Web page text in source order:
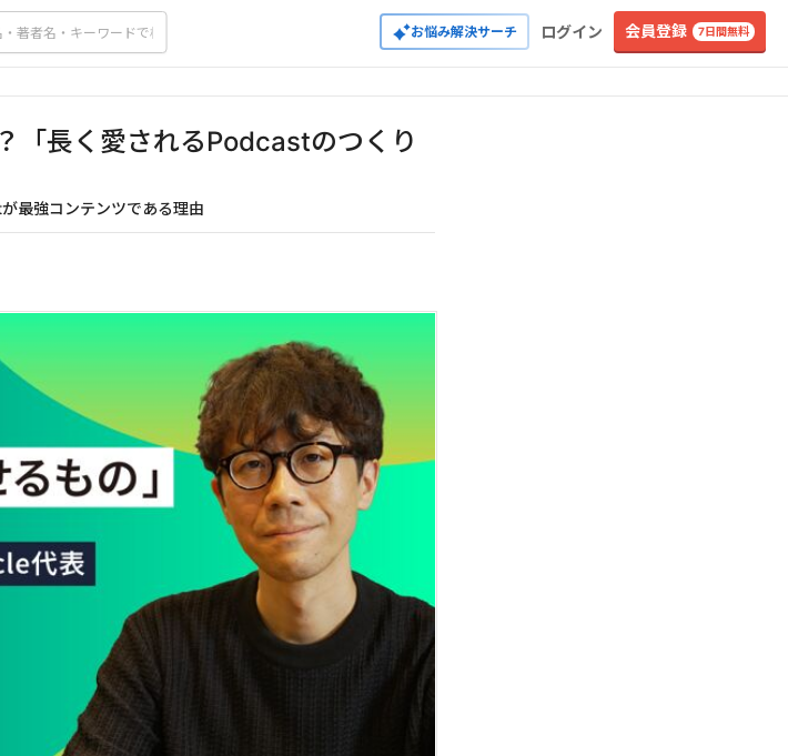
お悩み解決サーチ ログイン 会員登録 7日間無料
「長く愛されるPodcastのつくり
最強コンテンツである理由